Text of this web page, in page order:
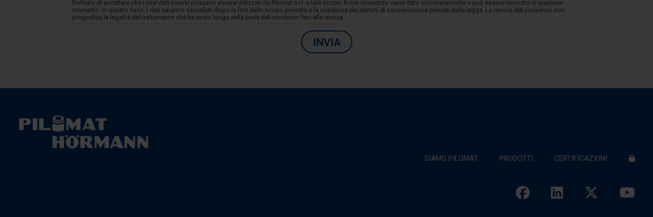
Dichiaro di accettare che i miei dati inseriti possano essere utilizzati da Pilomat s.r.l. a tale scopo. Il mio consenso viene dato volontariamente e può essere revocato in qualsiasi
momento. In questo caso, i dati saranno cancellati dopo la fine dello scopo previsto e la scadenza dei termini di conservazione previsti dalla legge. La revoca del consenso non
pregiudica la legalità del trattamento che ha avuto luogo sulla base del consenso fino alla revoca.
INVIA
SIAMO PILOMAT PRODOTTI CERTIFICAZIONI